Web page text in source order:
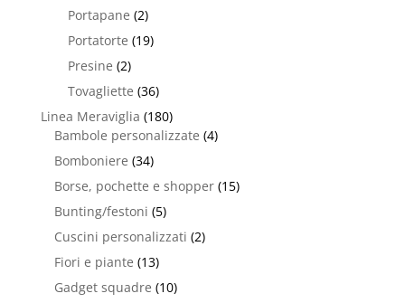
Portapane (2)
Portatorte (19)
Presine (2)
Tovagliette (36)
Linea Meraviglia (180)
Bambole personalizzate (4)
Bomboniere (34)
Borse, pochette e shopper (15)
Bunting/festoni (5)
Cuscini personalizzati (2)
Fiori e piante (13)
Gadget squadre (10)